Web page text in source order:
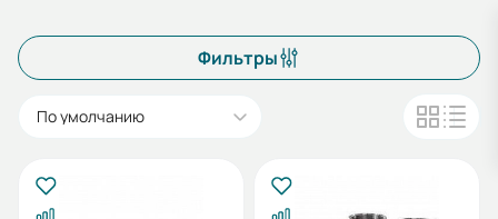
Фильтры
По умолчанию